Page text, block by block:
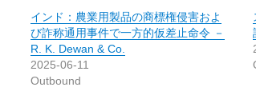
インド：農業用製品の商標権侵害およ
び詐称通用事件で一方的仮差止命令 －
R. K. Dewan & Co.
2025-06-11
Outbound